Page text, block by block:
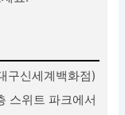
구신세계백화점)
스위트 파크에서